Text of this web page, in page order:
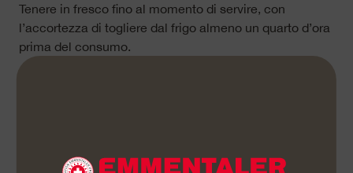
Tenere in fresco fino al momento di servire, con
l’accortezza di togliere dal frigo almeno un quarto d’ora
prima del consumo.